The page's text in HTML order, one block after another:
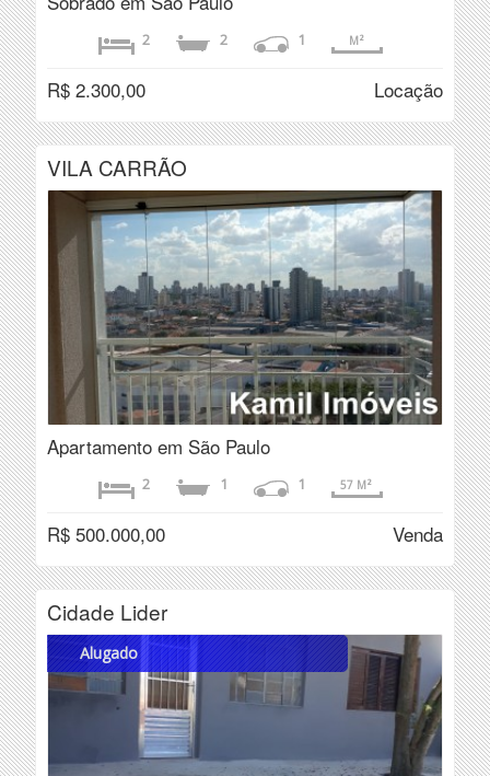
2 2 1 M²
R$ 2.300,00 Locação
VILA CARRÃO
Apartamento em São Paulo
2 1 1 57 M²
R$ 500.000,00 Venda
Cidade Lider
Alugado